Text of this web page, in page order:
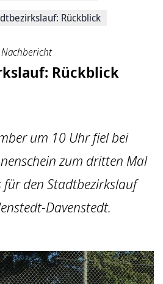
Rückblick
Nachbericht
Rückblick
um 10 Uhr fiel bei
zum dritten Mal
für den Stadtbezirkslauf
Davenstedt.